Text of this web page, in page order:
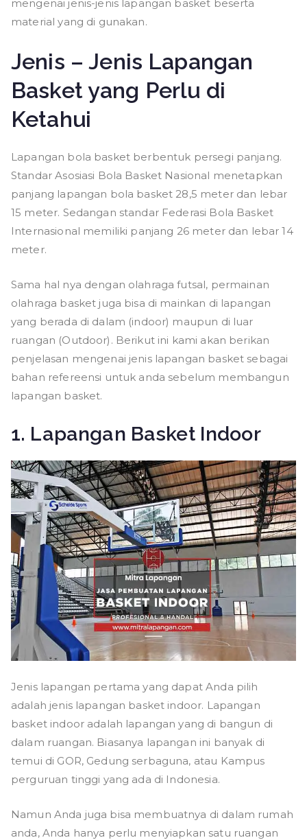
mengenai jenis-jenis lapangan basket beserta
material yang di gunakan.
Jenis – Jenis Lapangan
Basket yang Perlu di
Ketahui
Lapangan bola basket berbentuk persegi panjang.
Standar Asosiasi Bola Basket Nasional menetapkan
panjang lapangan bola basket 28,5 meter dan lebar
15 meter. Sedangan standar Federasi Bola Basket
Internasional memiliki panjang 26 meter dan lebar 14
meter.
Sama hal nya dengan olahraga futsal, permainan
olahraga basket juga bisa di mainkan di lapangan
yang berada di dalam (indoor) maupun di luar
ruangan (Outdoor). Berikut ini kami akan berikan
penjelasan mengenai jenis lapangan basket sebagai
bahan refereensi untuk anda sebelum membangun
lapangan basket.
1. Lapangan Basket Indoor
Jenis lapangan pertama yang dapat Anda pilih
adalah jenis lapangan basket indoor. Lapangan
basket indoor adalah lapangan yang di bangun di
dalam ruangan. Biasanya lapangan ini banyak di
temui di GOR, Gedung serbaguna, atau Kampus
perguruan tinggi yang ada di Indonesia.
Namun Anda juga bisa membuatnya di dalam rumah
anda, Anda hanya perlu menyiapkan satu ruangan